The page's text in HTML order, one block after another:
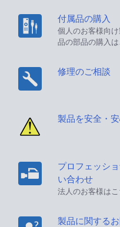
付属品の購入
個人のお客様向
品の部品の購入は
修理のご相談
製品を安全・
プロフェッシ
い合わせ
法人のお客様はこ
製品に関する